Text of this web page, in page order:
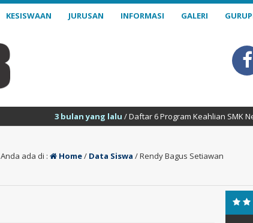
KESISWAAN JURUSAN INFORMASI GALERI
3 bulan yang lalu/ Daftar 6 Program Keahlian SMK Negeri 18
Anda ada di : Home/ Data Siswa /Rendy Bagus Setiawan